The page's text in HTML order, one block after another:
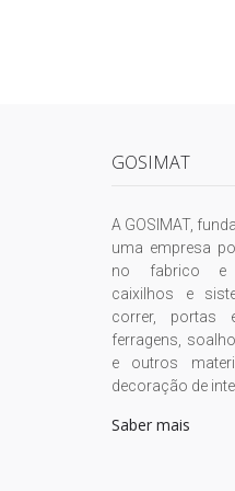
GOSIMAT
A GOSIMAT,
uma empresa
no fabrico e
caixilhos e
correr, portas
ferragens,
e outros
decoração de
Saber mais